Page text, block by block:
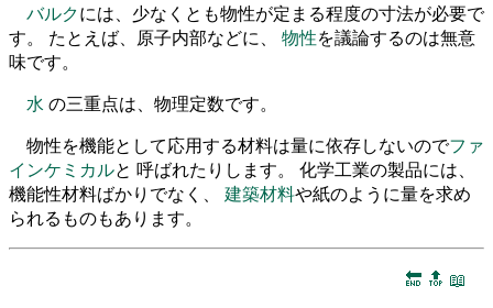
バルクには、少なくとも物性が定まる程度の寸法が必要で
す。 たとえば、原子内部などに、 物性を議論するのは無意
味です。
水 の三重点は、物理定数です。
物性を機能として応用する材料は量に依存しないのでファ
インケミカルと 呼ばれたりします。 化学工業の製品には、
機能性材料ばかりでなく、 建築材料や紙のように量を求め
られるものもあります。
🔚 🔝 📖